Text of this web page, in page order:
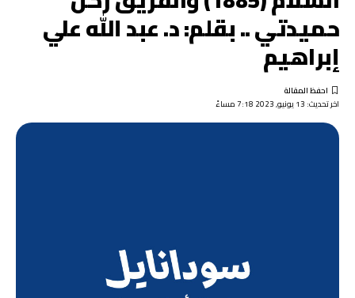
حميدتي .. بقلم: د. عبد الله علي
إبراهيم
اخر تحديث: 13 يونيو, 2023 7:18 مساءً